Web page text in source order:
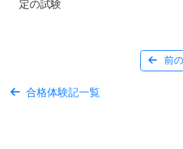
定の試験
前
合格体験記一覧